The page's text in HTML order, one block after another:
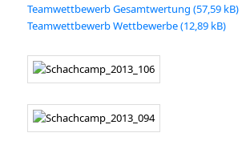
Teamwettbewerb Gesamtwertung
Teamwettbewerb Wettbewerbe